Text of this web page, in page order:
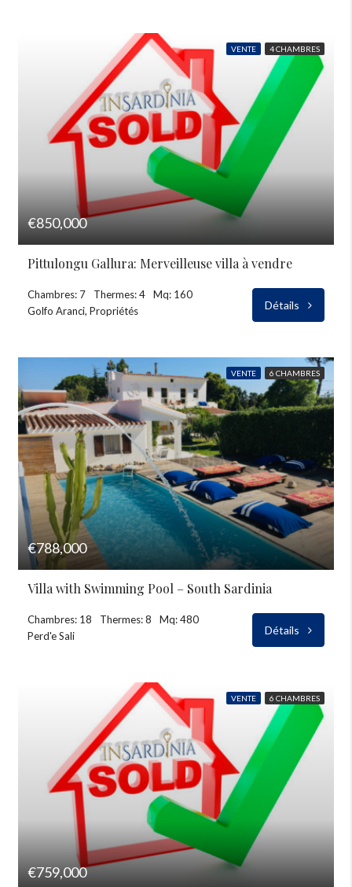
VENTE 4 CHAMBRES
€850,000
Pittulongu Gallura: Merveilleuse villa à vendre
Chambres: 7 Thermes: 4
Mq: 160
Golfo Aranci, Propriétés
Détails
VENTE 6 CHAMBRES
€788,000
Villa with Swimming Pool – South Sardinia
Chambres: 18 Thermes: 8
Mq: 480
Perd'e Sali
Détails
VENTE 6 CHAMBRES
€759,000